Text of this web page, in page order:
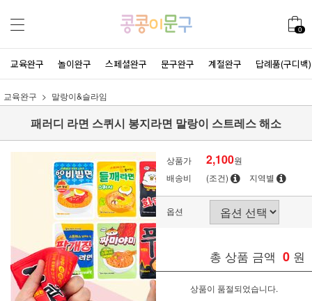
0
교육완구 놀이완구 스페셜완구 문구완구 계절완구 답례품(구디백)
교육완구 말랑이&슬라임
패러디 라면 스퀴시 봉지라면 말랑이 스트레스 해소
상품가 2,100원
배송비
(조건) 지역별
옵션
총 상품 금액 0 원
상품이 품절되었습니다.